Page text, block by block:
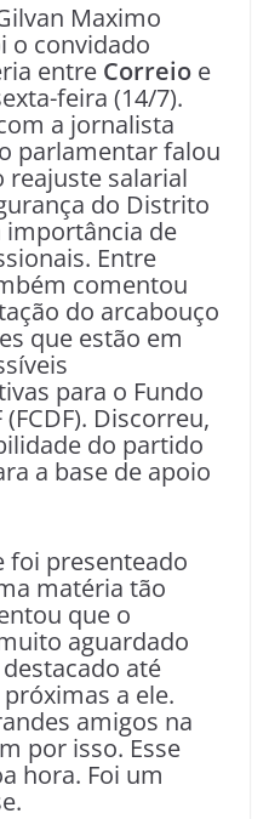
Maximo
o convidado
entre Correio e
feira (14/7).
a jornalista
parlamentar falou
reajuste salarial
do Distrito
importância de
Entre
comentou
do arcabouço
que estão em
para o Fundo
Discorreu,
do partido
a base de apoio
foi presenteado
matéria tão
que o
aguardado
até
a ele.
amigos na
por isso. Esse
hora. Foi um